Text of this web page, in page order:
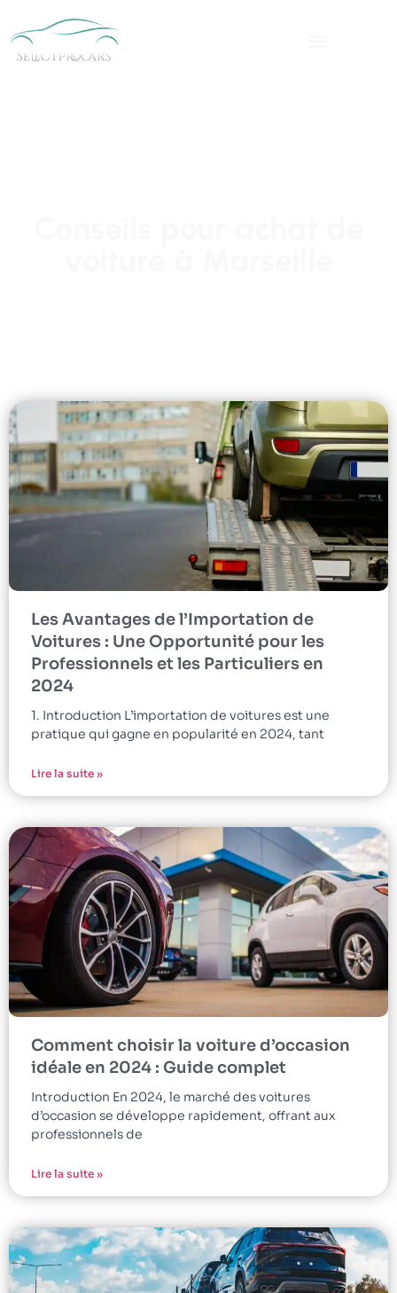
Les Avantages de l’Importation de
Voitures : Une Opportunité pour les
Professionnels et les Particuliers en
2024
1. Introduction L’importation de voitures est une
pratique qui gagne en popularité en 2024, tant
Lire la suite »
Comment choisir la voiture d’occasion
idéale en 2024 : Guide complet
Introduction En 2024, le marché des voitures
d’occasion se développe rapidement, offrant aux
professionnels de
Lire la suite »